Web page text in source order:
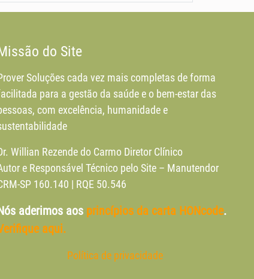
do Site
Soluções cada vez mais completas de forma
para a gestão da saúde e o bem-estar das
com excelência, humanidade e
Willian Rezende do Carmo Diretor Clínico
e Responsável Técnico pelo Site – Manutendor
SP 160.140 | RQE 50.546
aderimos aos princípios da carta HONcode.
aqui.
Política de privacidade